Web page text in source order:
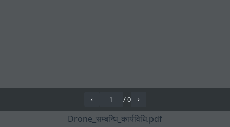
‹ /0 ›
Drone_सम्बन्धि_कार्यविधि.pdf